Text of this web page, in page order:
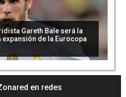
Gareth Bale será la
de la Eurocopa
en redes